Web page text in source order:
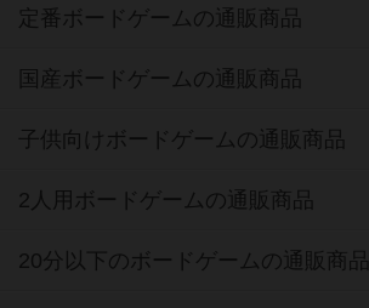
定番ボードゲームの通販商品
国産ボードゲームの通販商品
子供向けボードゲームの通販商品
2人用ボードゲームの通販商品
20分以下のボードゲームの通販商品